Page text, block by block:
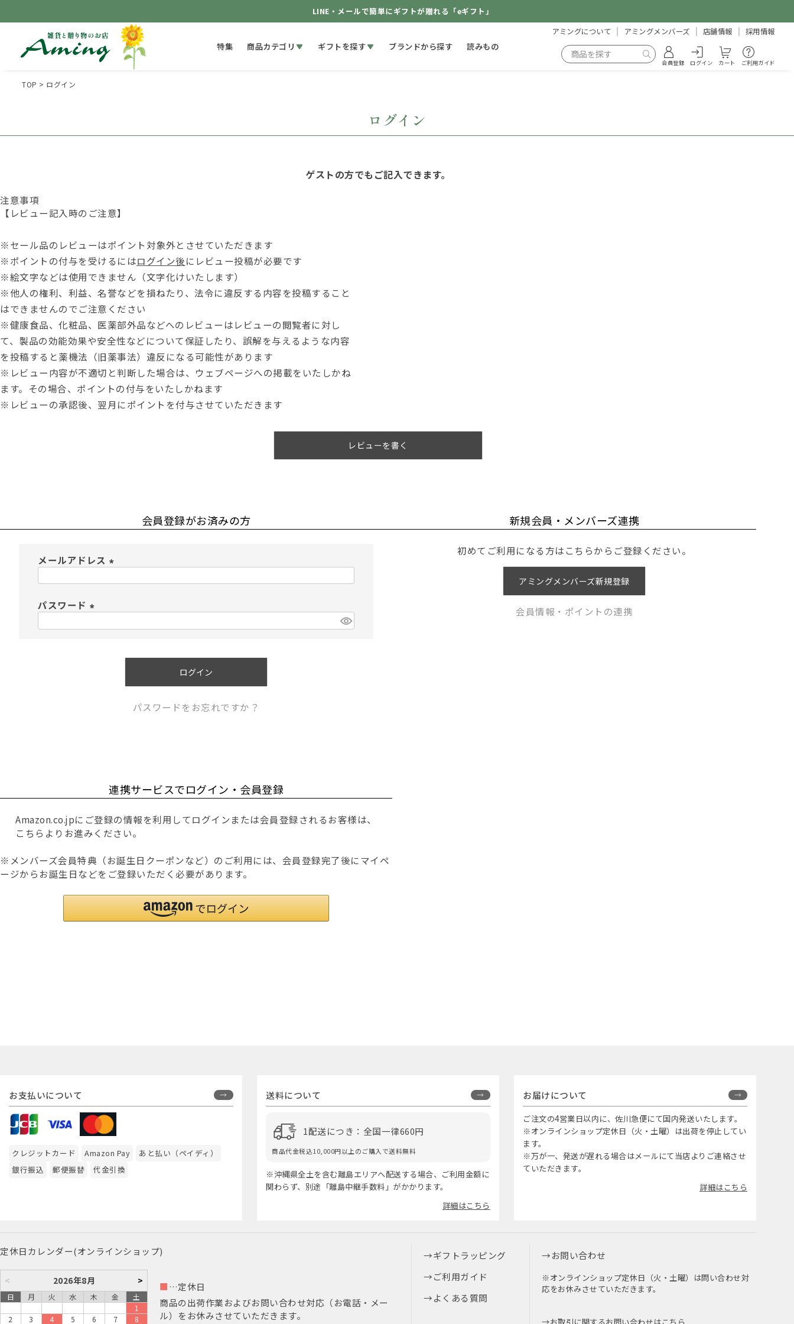
LINE・メールで簡単にギフトが贈れる「eギフト」
特集 商品カテゴリ ギフトを探す ブランドから探す 読みもの
アミングについて アミングメンバーズ 店舗情報 採用情報
会員登録 ログイン カート ご利用ガイド
TOP ログイン
ログイン
ゲストの方でもご記入できます。
注意事項
【レビュー記入時のご注意】
※セール品のレビューはポイント対象外とさせていただきます
※ポイントの付与を受けるにはログイン後にレビュー投稿が必要です
※絵文字などは使用できません（文字化けいたします）
※他人の権利、利益、名誉などを損ねたり、法令に違反する内容を投稿すること
はできませんのでご注意ください
※健康食品、化粧品、医薬部外品などへのレビューはレビューの閲覧者に対し
て、製品の効能効果や安全性などについて保証したり、誤解を与えるような内容
を投稿すると薬機法（旧薬事法）違反になる可能性があります
※レビュー内容が不適切と判断した場合は、ウェブページへの掲載をいたしかね
ます。その場合、ポイントの付与をいたしかねます
※レビューの承認後、翌月にポイントを付与させていただきます
レビューを書く
会員登録がお済みの方
メールアドレス
パスワード
ログイン
パスワードをお忘れですか？
連携サービスでログイン・会員登録
Amazon.co.jpにご登録の情報を利用してログインまたは会員登録されるお客様は、
こちらよりお進みください。
※メンバーズ会員特典（お誕生日クーポンなど）のご利用には、会員登録完了後にマイペ
ージからお誕生日などをご登録いただく必要があります。
新規会員・メンバーズ連携
初めてご利用になる方はこちらからご登録ください。
アミングメンバーズ新規登録
会員情報・ポイントの連携
お支払いについて
クレジットカード Amazon Pay
あと払い（ペイディ）
銀行振込
郵便振替 代金引換
送料について
1配送につき：全国一律660円
商品代金税込10,000円以上のご購入で送料無料
※沖縄県全土を含む離島エリアへ配送する場合、ご利用金額に
関わらず、別途「離島中継手数料」がかかります。
詳細はこちら
お届けについて
ご注文の4営業日以内に、佐川急便にて国内発送いたします。
※オンラインショップ定休日（火・土曜）は出荷を停止してい
ます。
※万が一、発送が遅れる場合はメールにて当店よりご連絡させ
ていただきます。
詳細はこちら
定休日カレンダー(オンラインショップ)
< 2026年8月 >
日 月 火 水 木 金
土
1
2
3 4 5 6 7 8
■ …定休日
商品の出荷作業およびお問い合わせ対応（お電話・メー
ル）をお休みさせていただきます。
ギフトラッピング
ご利用ガイド
よくある質問
お問い合わせ
※オンラインショップ定休日（火・土曜）は問い合わせ対
応をお休みさせていただきます。
お取引に関するお問い合わせはこちら